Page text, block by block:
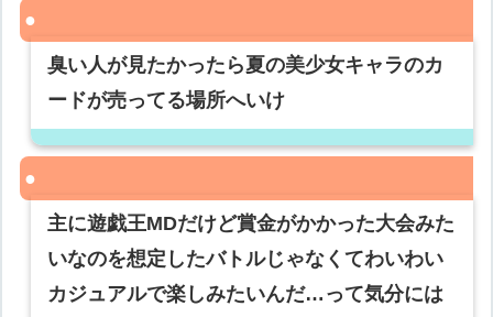
臭い人が見たかったら夏の美少女キャラのカ
ードが売ってる場所へいけ
主に遊戯王MDだけど賞金がかかった大会みた
いなのを想定したバトルじゃなくてわいわい
カジュアルで楽しみたいんだ…って気分には